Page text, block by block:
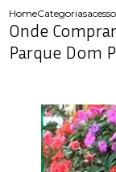
HomeCategorias
Onde
Parque Dom